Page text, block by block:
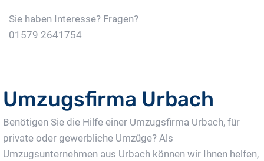
Sie haben Interesse? Fragen?
01579 2641754
Umzugsfirma Urbach
Benötigen Sie die Hilfe einer Umzugsfirma Urbach, für
private oder gewerbliche Umzüge? Als
Umzugsunternehmen aus Urbach können wir Ihnen helfen,